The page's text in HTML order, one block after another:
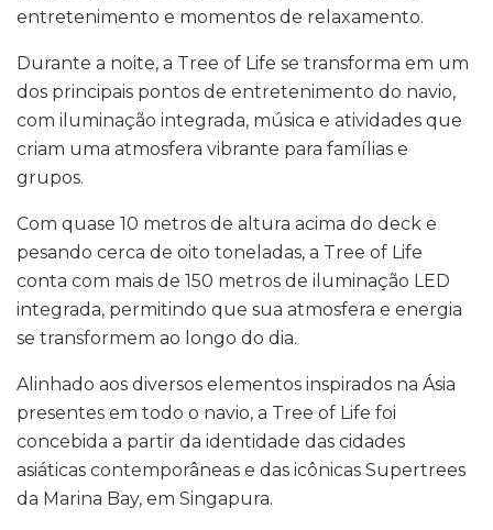
entretenimento e momentos de relaxamento.
Durante a noite, a Tree of Life se transforma em um
dos principais pontos de entretenimento do navio,
com iluminação integrada, música e atividades que
criam uma atmosfera vibrante para famílias e
grupos.
Com quase 10 metros de altura acima do deck e
pesando cerca de oito toneladas, a Tree of Life
conta com mais de 150 metros de iluminação LED
integrada, permitindo que sua atmosfera e energia
se transformem ao longo do dia.
Alinhado aos diversos elementos inspirados na Ásia
presentes em todo o navio, a Tree of Life foi
concebida a partir da identidade das cidades
asiáticas contemporâneas e das icônicas Supertrees
da Marina Bay, em Singapura.